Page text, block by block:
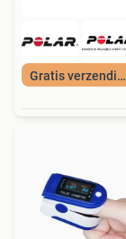
Gratis verzending